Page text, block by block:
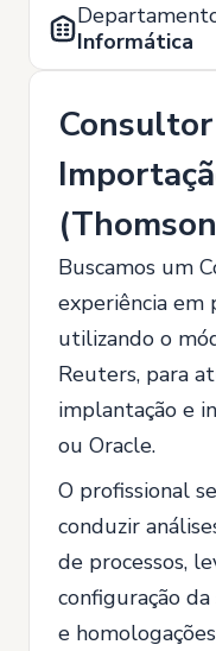
Informática
Buscamos um
experiência em
utilizando o
Reuters, para
implantação e
ou Oracle.
O profissional
conduzir
de processos,
configuração
e